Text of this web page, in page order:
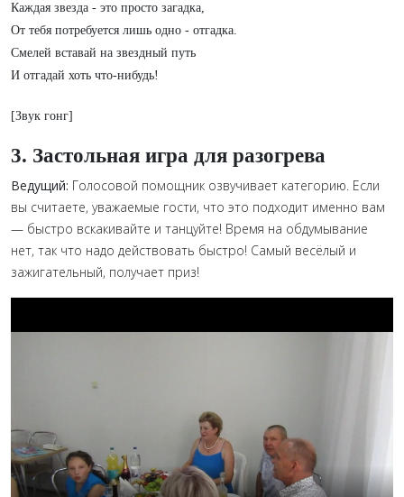
Каждая звезда - это просто загадка,
От тебя потребуется лишь одно - отгадка.
Смелей вставай на звездный путь
И отгадай хоть что-нибудь!
[Звук гонг]
3. Застольная игра для разогрева
Ведущий: Голосовой помощник озвучивает категорию. Если
вы считаете, уважаемые гости, что это подходит именно вам
— быстро вскакивайте и танцуйте! Время на обдумывание
нет, так что надо действовать быстро! Самый весёлый и
зажигательный, получает приз!